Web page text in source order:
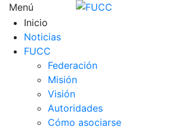
Menú
Inicio
Noticias
FUCC
Federación
Misión
Visión
Autoridades
Cómo asociarse